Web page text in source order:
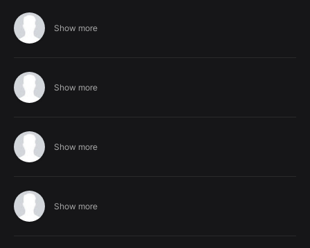
Show more
Show more
Show more
Show more